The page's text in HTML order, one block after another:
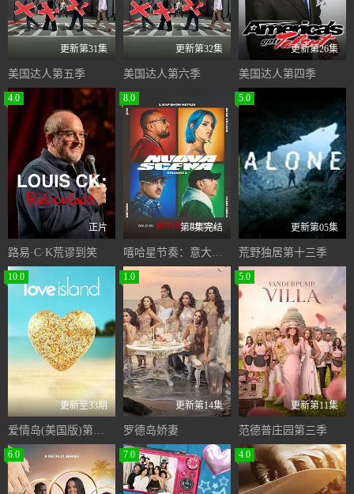
更新第31集
美国达人第五季
更新第32集
美国达人第六季
更新第26集
美国达人第四季
4.0
正片
路易·C·K荒谬到笑
8.0
第8集完结
5.0
更新第05集
荒野独居第十三季
10.0
更新至33期
1.0
更新第14集
罗德岛娇妻
5.0
更新第11集
范德普庄园第三季
6.0 7.0 4.0